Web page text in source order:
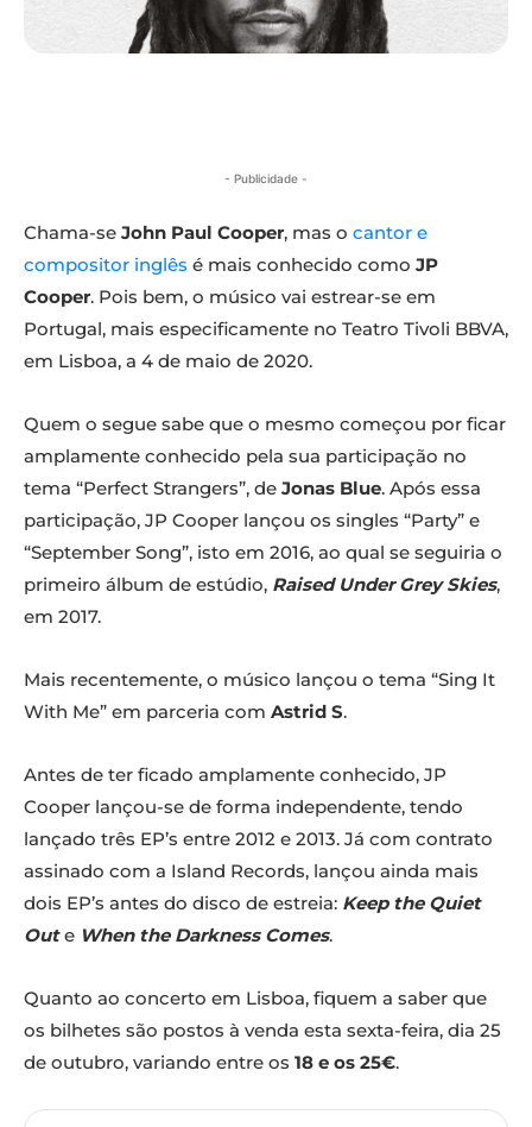
- Publicidade -
Chama-se John Paul Cooper, mas o cantor e
compositor inglês é mais conhecido como JP
Cooper. Pois bem, o músico vai estrear-se em
Portugal, mais especificamente no Teatro Tivoli BBVA,
em Lisboa, a 4 de maio de 2020.
Quem o segue sabe que o mesmo começou por ficar
amplamente conhecido pela sua participação no
tema “Perfect Strangers”, de Jonas Blue. Após essa
participação, JP Cooper lançou os singles “Party” e
“September Song”, isto em 2016, ao qual se seguiria o
primeiro álbum de estúdio, Raised Under Grey Skies,
em 2017.
Mais recentemente, o músico lançou o tema “Sing It
With Me” em parceria com Astrid S.
Antes de ter ficado amplamente conhecido, JP
Cooper lançou-se de forma independente, tendo
lançado três EP’s entre 2012 e 2013. Já com contrato
assinado com a Island Records, lançou ainda mais
dois EP’s antes do disco de estreia: Keep the Quiet
Oute When the Darkness Comes.
Quanto ao concerto em Lisboa, fiquem a saber que
os bilhetes são postos à venda esta sexta-feira, dia 25
de outubro, variando entre os 18 e os 25€.